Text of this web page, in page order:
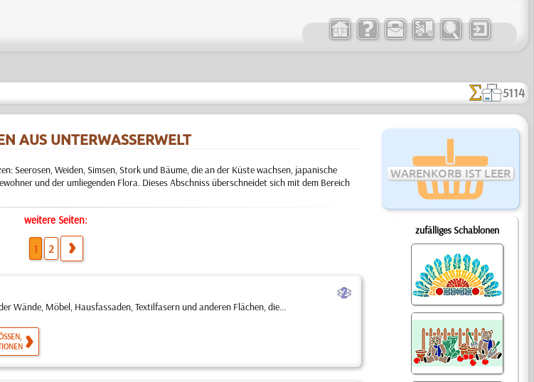
5114
WARENKORB IST LEER
zufälliges Schablonen
AUS UNTERWASSERWELT
Seerosen, Weiden, Simsen, Stork und Bäume, die an der Küste wachsen, japanische
und der umliegenden Flora. Dieses Abschniss überschneidet sich mit dem Bereich
weitere Seiten:
1 2
b
Wände, Möbel, Hausfassaden, Textilfasern und anderen Flächen, die...